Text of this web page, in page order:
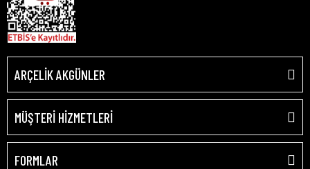
ARÇELİK AKGÜNLER
MÜŞTERİ HİZMETLERİ
FORMLAR